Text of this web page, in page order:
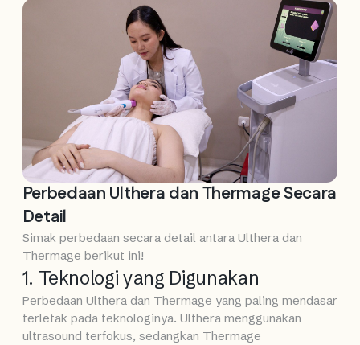
Perbedaan Ulthera dan Thermage Secara
Detail
Simak perbedaan secara detail antara Ulthera dan
Thermage berikut ini!
1. Teknologi yang Digunakan
Perbedaan Ulthera dan Thermage yang paling mendasar
terletak pada teknologinya. Ulthera menggunakan
ultrasound terfokus, sedangkan Thermage